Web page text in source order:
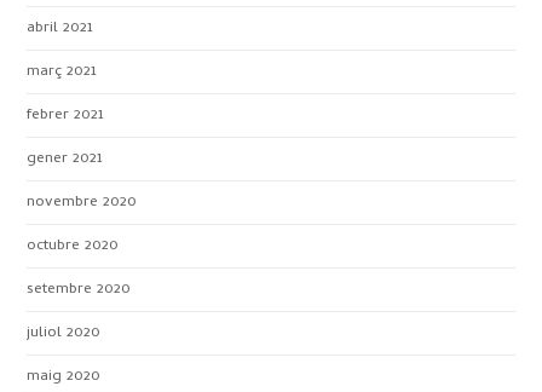
abril 2021
març 2021
febrer 2021
gener 2021
novembre 2020
octubre 2020
setembre 2020
juliol 2020
maig 2020